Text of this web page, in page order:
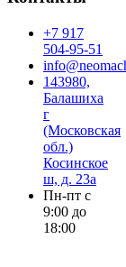
+7 917
504-95-51
143980,
Балашиха
г
(Московская
обл.)
Косинское
ш, д. 23а
Пн-пт с
9:00 до
18:00